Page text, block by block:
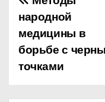
Н
а
в
народной
медицины в
борьбе с
точками